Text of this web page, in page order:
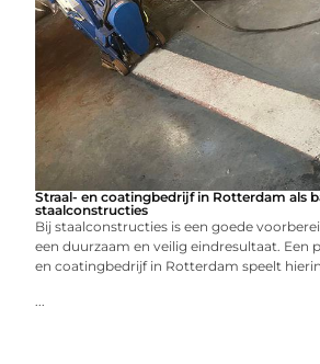
Straal- en coatingbedrijf in Rotterdam als
staalconstructies
Bij staalconstructies is een goede
een duurzaam en veilig eindresultaat. Een
en coatingbedrijf in Rotterdam speelt
...